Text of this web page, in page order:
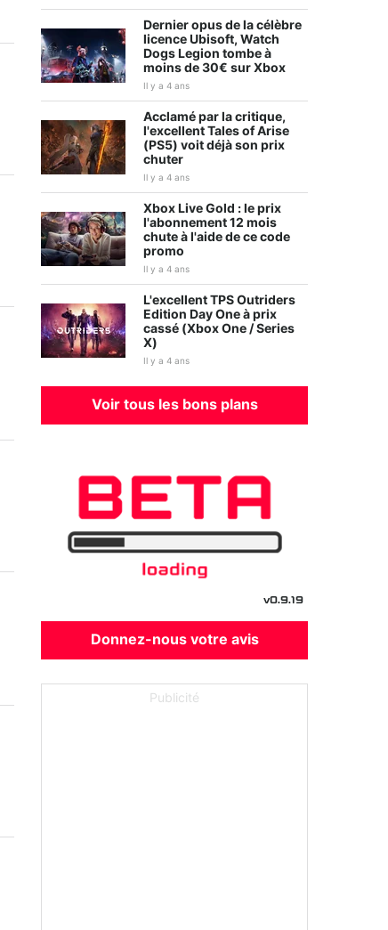
Dernier opus de la célèbre
licence Ubisoft, Watch
Dogs Legion tombe à
moins de 30€ sur Xbox
Il y a 4 ans
Acclamé par la critique,
l'excellent Tales of Arise
(PS5) voit déjà son prix
chuter
Il y a 4 ans
Xbox Live Gold : le prix
l'abonnement 12 mois
chute à l'aide de ce code
promo
Il y a 4 ans
L'excellent TPS Outriders
Edition Day One à prix
cassé (Xbox One / Series
X)
Il y a 4 ans
Voir tous les bons plans
v0.9.19
Donnez-nous votre avis
Publicité